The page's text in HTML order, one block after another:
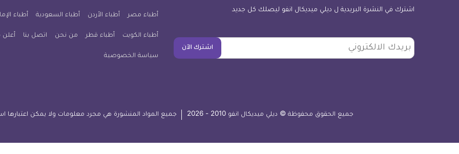
أطباء مصر أطباء الأردن أطباء السعودية أطباء
أطباء الكويت أطباء قطر من نحن اتصل بنا أعلن
سياسة الخصوصية
اشترك في النشرة البريدية ل ديلي ميديكال انفو ليصلك كل جديد
بريدك
الالكتروني
اشترك الآن
جميع الحقوق محفوظة © ديلي ميديكال انفو 2010 - 2026 جميع المواد المنشورة هي مجرد معلومات ولا يمكن اعتبارها